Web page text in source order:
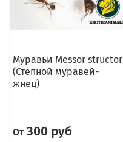
Муравьи Messor structor
(Степной муравей-
жнец)
От300 руб